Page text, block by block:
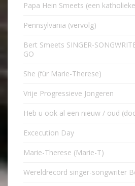
Papa Hein Smeets (een
Pennsylvania (vervolg)
Bert Smeets SINGER-
GO
She (für Marie-Therese)
Vrije Progressieve Jongeren
Heb u ook al een nieuw / oud
Excecution Day
Marie-Therese (Marie-T)
Wereldrecord singer-songwriter